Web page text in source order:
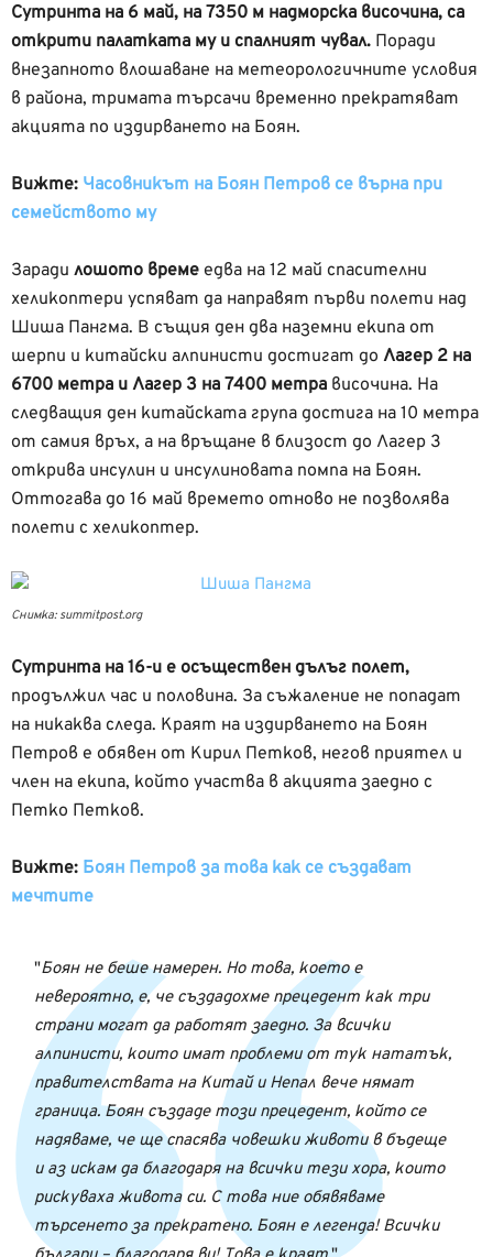
Сутринта на 6 май, на 7350 м надморска височина, са
открити палатката му и спалният чувал. Поради
внезапното влошаване на метеорологичните условия
в района, тримата търсачи временно прекратяват
акцията по издирването на Боян.
Вижте: Часовникът на Боян Петров се върна при
семейството му
Заради лошото време едва на 12 май спасителни
хеликоптери успяват да направят първи полети над
Шиша Пангма. В същия ден два наземни екипа от
шерпи и китайски алпинисти достигат до Лагер 2 на
6700 метра и Лагер 3 на 7400 метра височина. На
следващия ден китайската група достига на 10 метра
от самия връх, а на връщане в близост до Лагер 3
открива инсулин и инсулиновата помпа на Боян.
Оттогава до 16 май времето отново не позволява
полети с хеликоптер.
Снимка: summitpost.org
Сутринта на 16-и е осъществен дълъг полет,
продължил час и половина. За съжаление не попадат
на никаква следа. Краят на издирването на Боян
Петров е обявен от Кирил Петков, негов приятел и
член на екипа, който участва в акцията заедно с
Петко Петков.
Вижте: Боян Петров за това как се създават
мечтите
Боян не беше намерен. Но това, което е
невероятно, е, че създадохме прецедент как три
страни могат да работят заедно. За всички
алпинисти, които имат проблеми от тук нататък,
правителствата на Китай и Непал вече нямат
граница. Боян създаде този прецедент, който се
надяваме, че ще спасява човешки животи в бъдеще
и аз искам да благодаря на всички тези хора, които
рискуваха живота си. С това ние обявяваме
търсенето за прекратено. Боян е легенда! Всички